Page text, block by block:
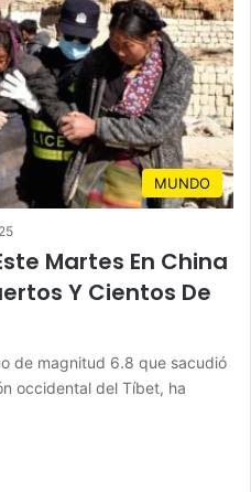
MUNDO
Martes En China
Y Cientos De
de magnitud 6.8 que sacudió
occidental del Tíbet, ha